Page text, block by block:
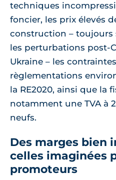
techniques
foncier, les prix élevés
construction – toujours
les perturbations post-
Ukraine – les
règlementations
la RE2020, ainsi que la
notamment une TVA à
neufs.
Des marges bien
celles imaginées
promoteurs